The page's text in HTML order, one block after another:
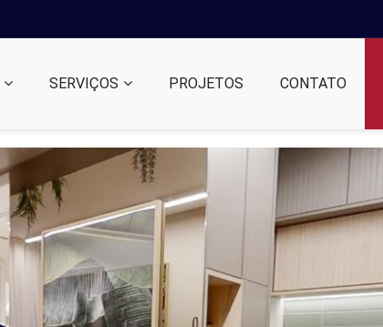
SERVIÇOS PROJETOS CONTATO